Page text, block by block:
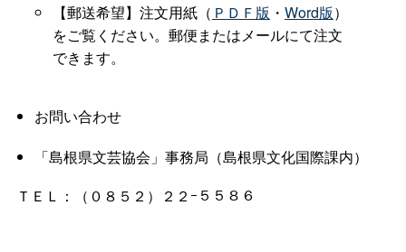
【郵送希望】注文用紙（ ＰＤＦ版 ・ Word版）
をご覧ください。郵便またはメールにて注文
できます。
お問い合わせ
「島根県文芸協会」事務局（島根県文化国際課内）
ＴＥＬ：（０８５２）２２ｰ５５８６